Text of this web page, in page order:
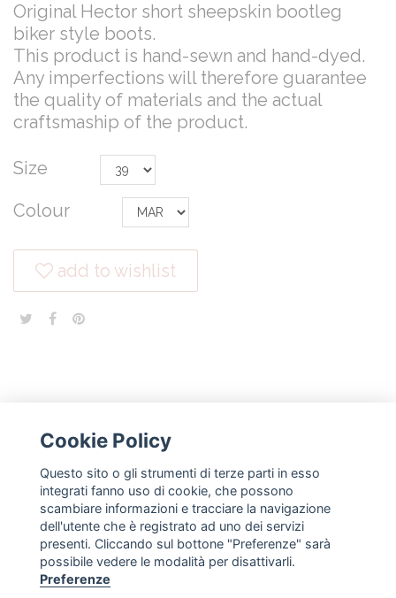
Original Hector short sheepskin bootleg
biker style boots.
This product is hand-sewn and hand-dyed.
Any imperfections will therefore guarantee
the quality of materials and the actual
craftsmaship of the product.
Size
Colour
add to wishlist
NEWSLETTER
subscribe
FOLLOW US
Cookie Policy
Questo sito o gli strumenti di terze parti in esso
integrati fanno uso di cookie, che possono
scambiare informazioni e tracciare la navigazione
dell'utente che è registrato ad uno dei servizi
presenti. Cliccando sul bottone "Preferenze" sarà
possibile vedere le modalità per disattivarli.
Preferenze